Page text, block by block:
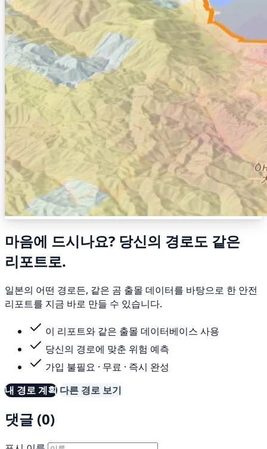
마음에 드시나요? 당신의 경로도 같은
리포트로.
일본의 어떤 경로든, 같은 곰 출몰 데이터를 바탕으로 한 안전
리포트를 지금 바로 만들 수 있습니다.
이 리포트와 같은 출몰 데이터베이스 사용
당신의 경로에 맞춘 위험 예측
가입 불필요 · 무료 · 즉시 완성
내 경로 계획 다른 경로 보기
댓글 (0)